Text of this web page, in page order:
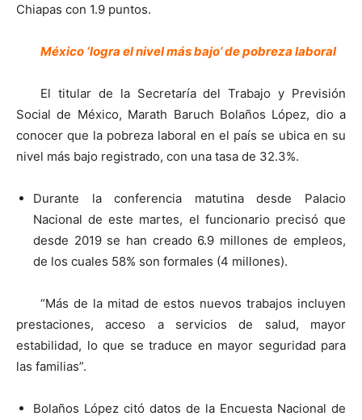
Chiapas con 1.9 puntos.
México ‘logra el nivel más bajo’ de pobreza laboral
El titular de la Secretaría del Trabajo y Previsión
Social de México, Marath Baruch Bolaños López, dio a
conocer que la pobreza laboral en el país se ubica en su
nivel más bajo registrado, con una tasa de 32.3%.
Durante la conferencia matutina desde Palacio
Nacional de este martes, el funcionario precisó que
desde 2019 se han creado 6.9 millones de empleos,
de los cuales 58% son formales (4 millones).
“Más de la mitad de estos nuevos trabajos incluyen
prestaciones, acceso a servicios de salud, mayor
estabilidad, lo que se traduce en mayor seguridad para
las familias”.
Bolaños López citó datos de la Encuesta Nacional de